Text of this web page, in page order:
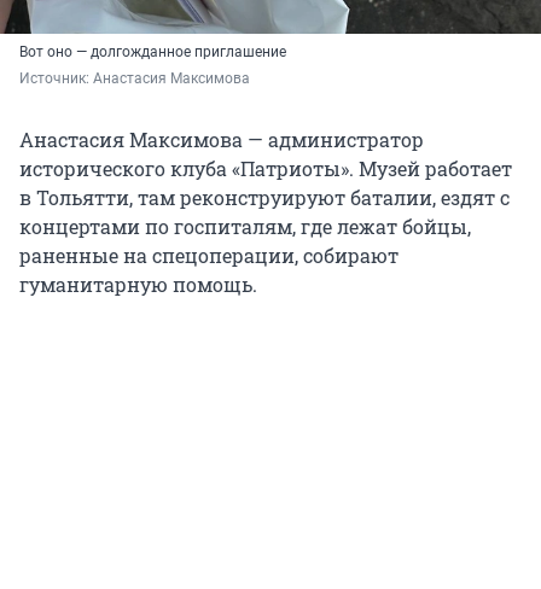
Вот оно — долгожданное приглашение
Источник: Анастасия Максимова
Анастасия Максимова — администратор
исторического клуба «Патриоты». Музей работает
в Тольятти, там реконструируют баталии, ездят с
концертами по госпиталям, где лежат бойцы,
раненные на спецоперации, собирают
гуманитарную помощь.